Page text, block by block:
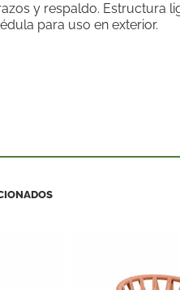
y respaldo. Estructura
para uso en exterior.